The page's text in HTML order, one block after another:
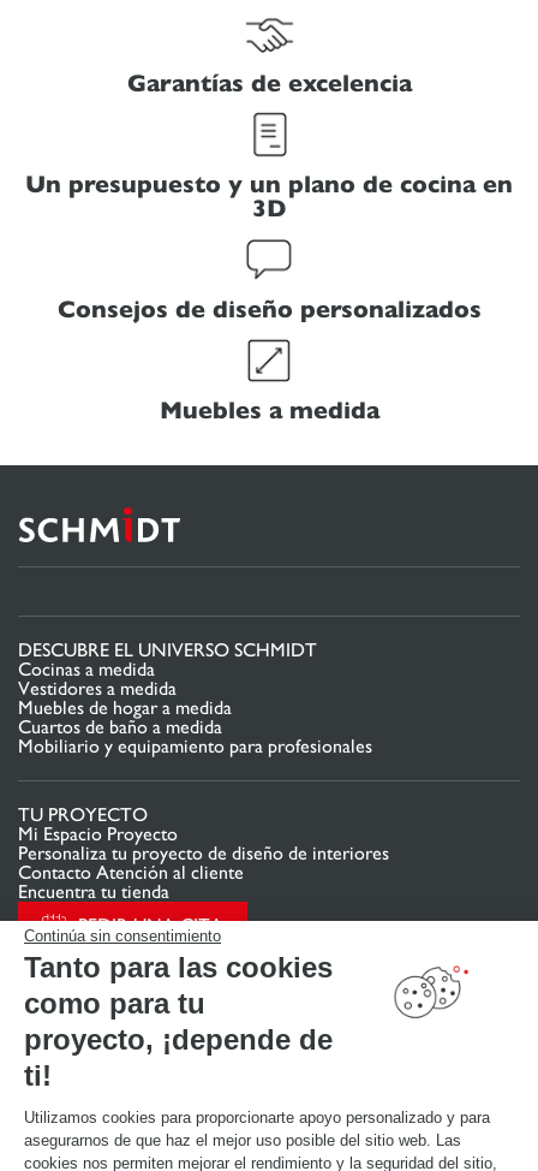
Continúa sin consentimiento
Tanto para las cookies
como para tu
proyecto, ¡depende de
ti!
Utilizamos cookies para proporcionarte apoyo personalizado y para
asegurarnos de que haz el mejor uso posible del sitio web. Las
cookies nos permiten mejorar el rendimiento y la seguridad del sitio,
Garantías de excelencia
Un presupuesto y un plano de cocina en
3D
Consejos de diseño personalizados
Muebles a medida
DESCUBRE EL UNIVERSO SCHMIDT
Cocinas a medida
Vestidores a medida
Muebles de hogar a medida
Cuartos de baño a medida
Mobiliario y equipamiento para profesionales
TU PROYECTO
Mi Espacio Proyecto
Personaliza tu proyecto de diseño de interiores
Contacto Atención al cliente
Encuentra tu tienda
PEDIR UNA CITA
ENLACES ÚTILES
Promociones
Guías de instalación y mantenimiento
Descarga nuestro catálogo de cocinas, muebles de hogar, baños
ACERCA DE
Noticias del grupo